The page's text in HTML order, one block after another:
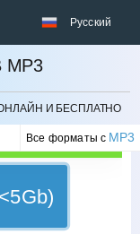
Русский
И БЕСПЛАТНО
Все форматы с MP3